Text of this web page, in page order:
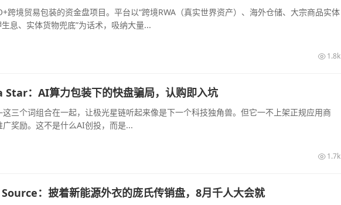
跨境贸易包装的资金盘项目。平台以“跨境RWA（真实世界资产）、海外仓储、大宗商品实体
息、实体货物兜底”为话术，吸纳大量...
1.8k
：AI算力包装下的快盘骗局，认购即入坑
三个词组合在一起，让极光星链听起来像是下一个科技独角兽。但它一不上架正规应用商
奖励。这不是什么AI创投，而是...
1.7k
：披着新能源外衣的庞氏传销盘，8月千人大会就